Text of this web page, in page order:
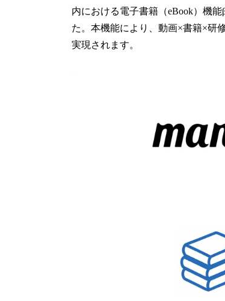
内における電子書籍（eBook）機
た。本機能により、動画×書籍×研
実現されます。